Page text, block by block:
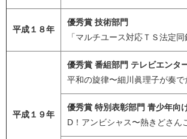
平成１８年
優秀賞 技術部門
「マルチユース対応ＴＳ法定同
平成１９年
優秀賞 番組部門 テレビエンタ
平和の旋律〜細川眞理子が奏で
優秀賞 特別表彰部門 青少年向
D！アンビシャス〜熱きどさん